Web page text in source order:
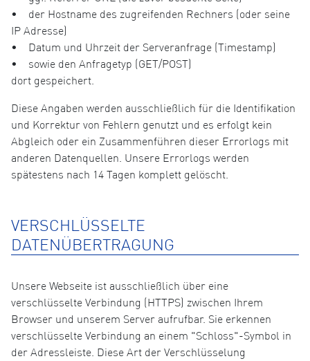
• der Hostname des zugreifenden Rechners (oder seine
IP Adresse)
• Datum und Uhrzeit der Serveranfrage (Timestamp)
• sowie den Anfragetyp (GET/POST)
dort gespeichert.
Diese Angaben werden ausschließlich für die Identifikation
und Korrektur von Fehlern genutzt und es erfolgt kein
Abgleich oder ein Zusammenführen dieser Errorlogs mit
anderen Datenquellen. Unsere Errorlogs werden
spätestens nach 14 Tagen komplett gelöscht.
VERSCHLÜSSELTE
DATENÜBERTRAGUNG
Unsere Webseite ist ausschließlich über eine
verschlüsselte Verbindung (HTTPS) zwischen Ihrem
Browser und unserem Server aufrufbar. Sie erkennen
verschlüsselte Verbindung an einem "Schloss"-Symbol in
der Adressleiste. Diese Art der Verschlüsselung